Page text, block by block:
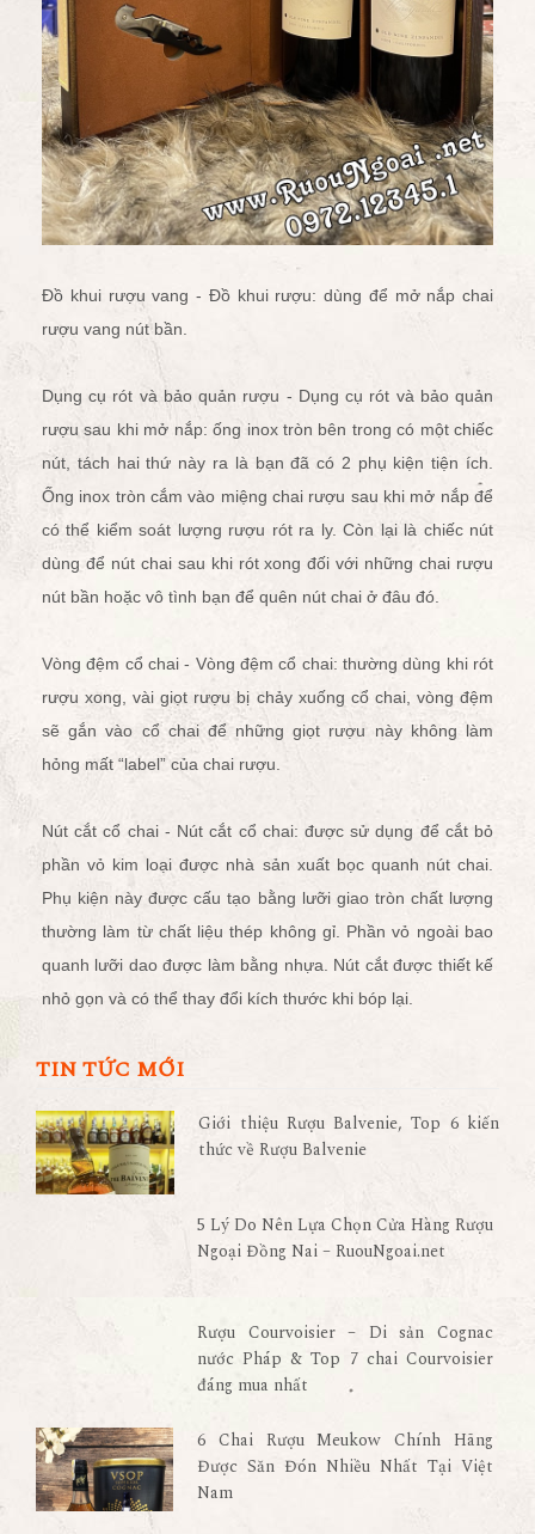
Đồ khui rượu vang - Đồ khui rượu: dùng để mở nắp chai
rượu vang nút bần.
Dụng cụ rót và bảo quản rượu - Dụng cụ rót và bảo quản
rượu sau khi mở nắp: ống inox tròn bên trong có một chiếc
nút, tách hai thứ này ra là bạn đã có 2 phụ kiện tiện ích.
Ống inox tròn cắm vào miệng chai rượu sau khi mở nắp để
có thể kiểm soát lượng rượu rót ra ly. Còn lại là chiếc nút
dùng để nút chai sau khi rót xong đối với những chai rượu
nút bần hoặc vô tình bạn để quên nút chai ở đâu đó.
Vòng đệm cổ chai - Vòng đệm cổ chai: thường dùng khi rót
rượu xong, vài giọt rượu bị chảy xuống cổ chai, vòng đệm
sẽ gắn vào cổ chai để những giọt rượu này không làm
hỏng mất “label” của chai rượu.
Nút cắt cổ chai - Nút cắt cổ chai: được sử dụng để cắt bỏ
phần vỏ kim loại được nhà sản xuất bọc quanh nút chai.
Phụ kiện này được cấu tạo bằng lưỡi giao tròn chất lượng
thường làm từ chất liệu thép không gỉ. Phần vỏ ngoài bao
quanh lưỡi dao được làm bằng nhựa. Nút cắt được thiết kế
nhỏ gọn và có thể thay đổi kích thước khi bóp lại.
TIN TỨC MỚI
Giới thiệu Rượu Balvenie, Top 6 kiến
thức về Rượu Balvenie
5 Lý Do Nên Lựa Chọn Cửa Hàng Rượu
Ngoại Đồng Nai – RuouNgoai.net
Rượu Courvoisier – Di sản Cognac
nước Pháp & Top 7 chai Courvoisier
đáng mua nhất
6 Chai Rượu Meukow Chính Hãng
Được Săn Đón Nhiều Nhất Tại Việt
Nam